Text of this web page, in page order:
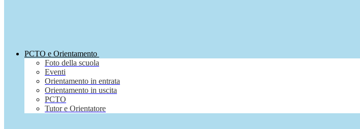
PCTO e Orientamento
Foto della scuola
Eventi
Orientamento in entrata
Orientamento in uscita
PCTO
Tutor e Orientatore